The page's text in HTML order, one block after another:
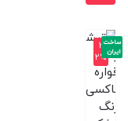
-3
2%
ساخت
ایران